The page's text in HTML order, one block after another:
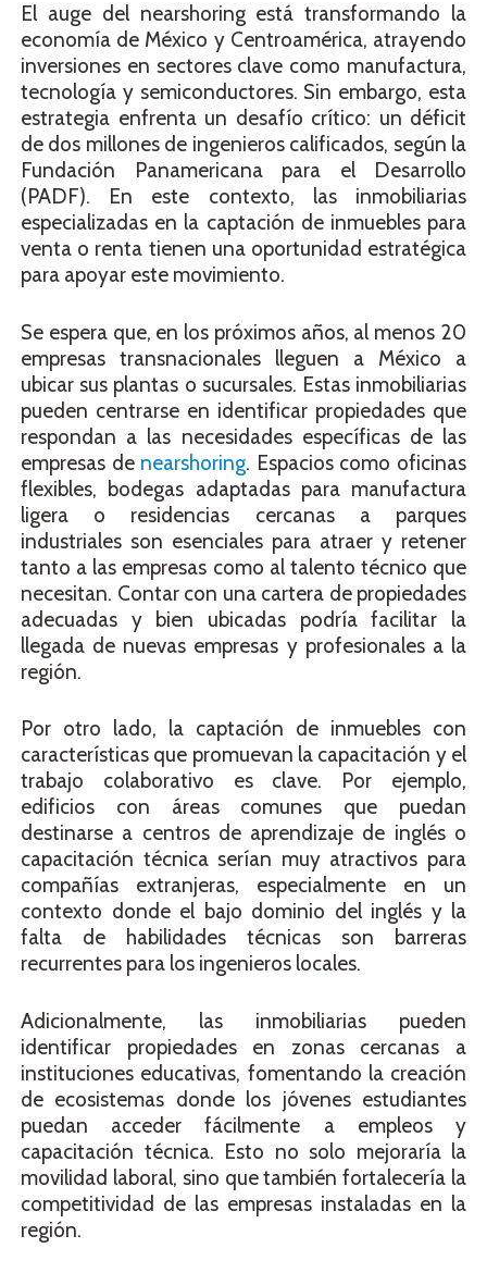
El auge del nearshoring está transformando la
economía de México y Centroamérica, atrayendo
inversiones en sectores clave como manufactura,
tecnología y semiconductores. Sin embargo, esta
estrategia enfrenta un desafío crítico: un déficit
de dos millones de ingenieros calificados, según la
Fundación Panamericana para el Desarrollo
(PADF). En este contexto, las inmobiliarias
especializadas en la captación de inmuebles para
venta o renta tienen una oportunidad estratégica
para apoyar este movimiento.
Se espera que, en los próximos años, al menos 20
empresas transnacionales lleguen a México a
ubicar sus plantas o sucursales. Estas inmobiliarias
pueden centrarse en identificar propiedades que
respondan a las necesidades específicas de las
empresas de nearshoring. Espacios como oficinas
flexibles, bodegas adaptadas para manufactura
ligera o residencias cercanas a parques
industriales son esenciales para atraer y retener
tanto a las empresas como al talento técnico que
necesitan. Contar con una cartera de propiedades
adecuadas y bien ubicadas podría facilitar la
llegada de nuevas empresas y profesionales a la
región.
Por otro lado, la captación de inmuebles con
características que promuevan la capacitación y el
trabajo colaborativo es clave. Por ejemplo,
edificios con áreas comunes que puedan
destinarse a centros de aprendizaje de inglés o
capacitación técnica serían muy atractivos para
compañías extranjeras, especialmente en un
contexto donde el bajo dominio del inglés y la
falta de habilidades técnicas son barreras
recurrentes para los ingenieros locales.
Adicionalmente, las inmobiliarias pueden
identificar propiedades en zonas cercanas a
instituciones educativas, fomentando la creación
de ecosistemas donde los jóvenes estudiantes
puedan acceder fácilmente a empleos y
capacitación técnica. Esto no solo mejoraría la
movilidad laboral, sino que también fortalecería la
competitividad de las empresas instaladas en la
región.